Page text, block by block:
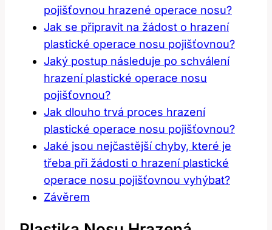
⁣pojišťovnou ​hrazené​ operace nosu?
Jak se připravit na žádost o hrazení
plastické operace nosu pojišťovnou?
Jaký postup‍ následuje ⁣po schválení
hrazení plastické operace nosu
pojišťovnou?
Jak dlouho ⁤trvá proces hrazení
plastické operace nosu pojišťovnou?
Jaké jsou ‌nejčastější​ chyby, které ​je‍
třeba⁤ při žádosti o ‍hrazení plastické
operace nosu pojišťovnou vyhýbat?
Závěrem